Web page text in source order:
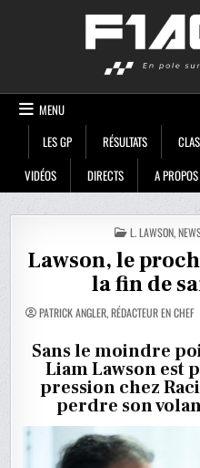
MENU
LES GP
RÉSULTATS
VIDÉOS
DIRECTS A
POSTED
IN
L. LAWSON,
Lawson, le
la fin de
PATRICK ANGLER, RÉDACTEUR EN CHEF
Sans le moindre
Liam Lawson est
pression chez
perdre son